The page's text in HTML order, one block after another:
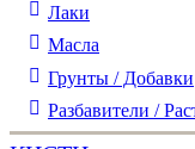
Лаки
Масла
Грунты / Добавки
Разбавители /